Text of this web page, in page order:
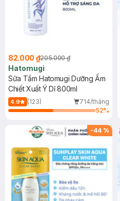
82.000 ₫205.000 ₫
Hatomugi
Sữa Tắm Hatomugi Dưỡng Ẩm
Chiết Xuất Ý Dĩ 800ml
4.9 (123)
714/tháng
52%
-44 %